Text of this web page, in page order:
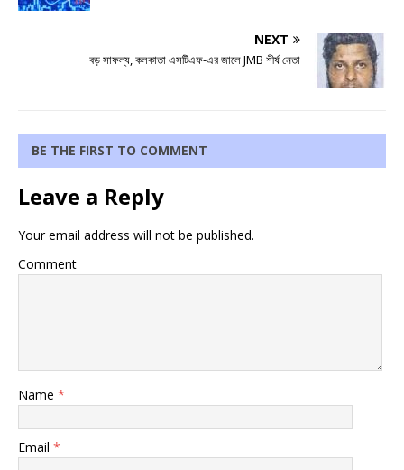
NEXT
বড় সাফল্য, কলকাতা এসটিএফ-এর জালে JMB শীর্ষ নেতা
BE THE FIRST TO COMMENT
Leave a Reply
Your email address will not be published.
Comment
Name *
Email *